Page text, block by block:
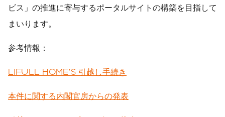
ビス」の推進に寄与するポータルサイトの構築を目指して
まいります。
参考情報：
LIFULL HOME'S 引越し手続き
本件に関する内閣官房からの発表